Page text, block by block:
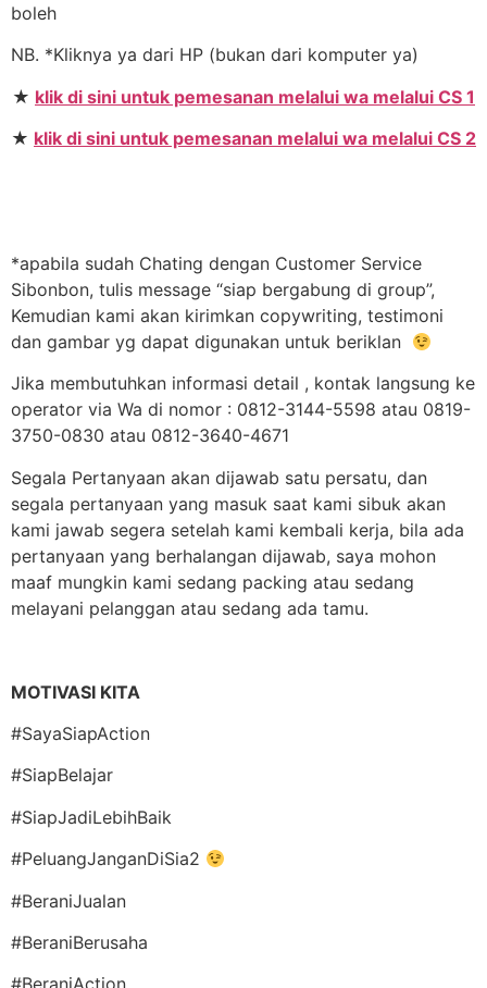
boleh
NB. *Kliknya ya dari HP (bukan dari komputer ya)
★ klik di sini untuk pemesanan melalui wa melalui CS 1
★ klik di sini untuk pemesanan melalui wa melalui CS 2
*apabila sudah Chating dengan Customer Service
Sibonbon, tulis message “siap bergabung di group”,
Kemudian kami akan kirimkan copywriting, testimoni
dan gambar yg dapat digunakan untuk beriklan
Jika membutuhkan informasi detail , kontak langsung ke
operator via Wa di nomor : 0812-3144-5598 atau 0819-
3750-0830 atau 0812-3640-4671
Segala Pertanyaan akan dijawab satu persatu, dan
segala pertanyaan yang masuk saat kami sibuk akan
kami jawab segera setelah kami kembali kerja, bila ada
pertanyaan yang berhalangan dijawab, saya mohon
maaf mungkin kami sedang packing atau sedang
melayani pelanggan atau sedang ada tamu.
MOTIVASI KITA
#SayaSiapAction
#SiapBelajar
#SiapJadiLebihBaik
#PeluangJanganDiSia2
#BeraniJualan
#BeraniBerusaha